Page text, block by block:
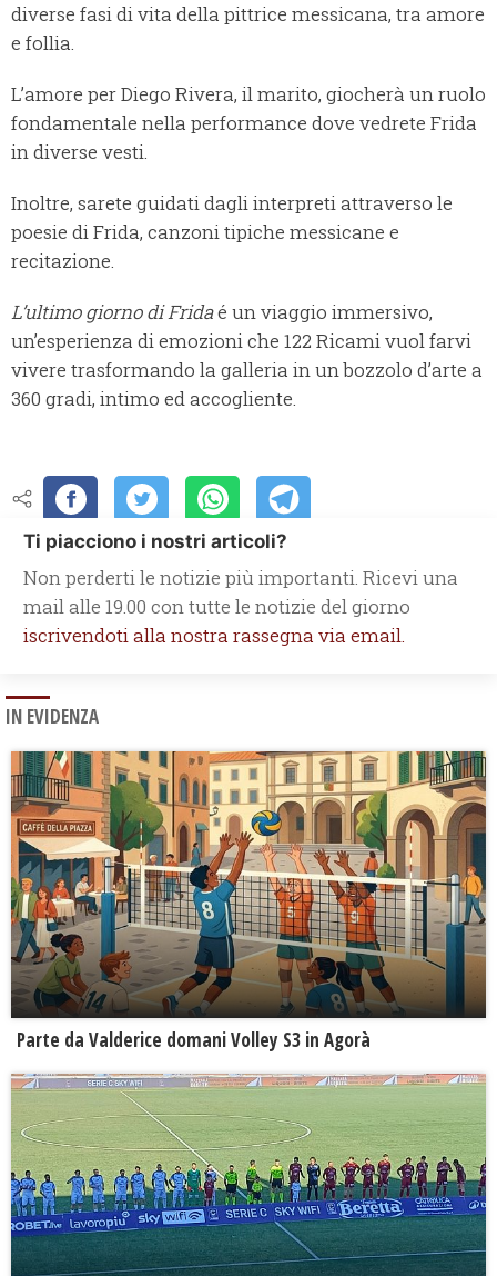
diverse fasi di vita della pittrice messicana, tra amore
e follia.
L’amore per Diego Rivera, il marito, giocherà un ruolo
fondamentale nella performance dove vedrete Frida
in diverse vesti.
Inoltre, sarete guidati dagli interpreti attraverso le
poesie di Frida, canzoni tipiche messicane e
recitazione.
L’ultimo giorno di Fridaé un viaggio immersivo,
un’esperienza di emozioni che 122 Ricami vuol farvi
vivere trasformando la galleria in un bozzolo d’arte a
360 gradi, intimo ed accogliente.
Ti piacciono i nostri articoli?
Non perderti le notizie più importanti. Ricevi una
mail alle 19.00 con tutte le notizie del giorno
iscrivendoti alla nostra rassegna via email.
IN EVIDENZA
Parte da Valderice domani Volley S3 in Agorà